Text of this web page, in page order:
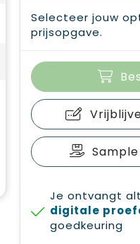
Selecteer jouw
prijsopgave.
Je ontvangt
digitale
goedkeuring